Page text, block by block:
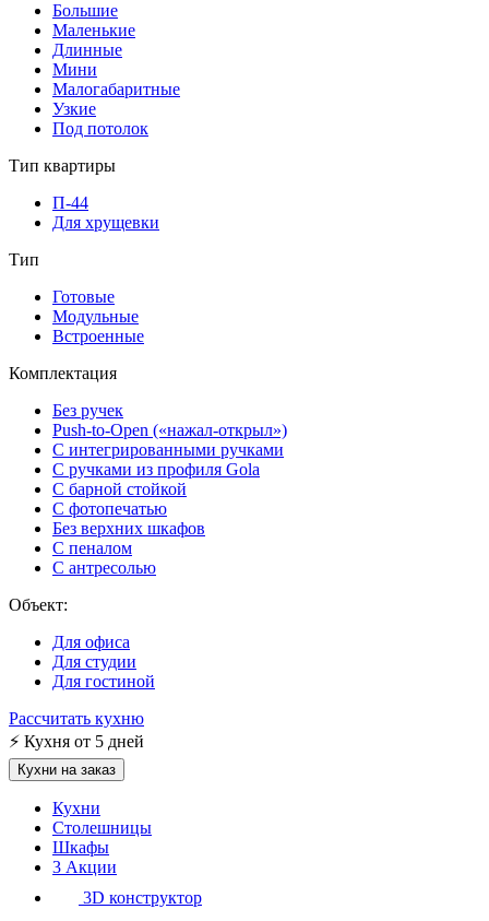
Большие
Маленькие
Длинные
Мини
Малогабаритные
Узкие
Под потолок
Тип квартиры
П-44
Для хрущевки
Тип
Готовые
Модульные
Встроенные
Комплектация
Без ручек
Push-to-Open («нажал-открыл»)
С интегрированными ручками
С ручками из профиля Gola
С барной стойкой
С фотопечатью
Без верхних шкафов
С пеналом
С антресолью
Объект:
Для офиса
Для студии
Для гостиной
Рассчитать кухню
⚡ Кухня от 5 дней
Кухни на заказ
Кухни
Столешницы
Шкафы
3 Акции
3D конструктор